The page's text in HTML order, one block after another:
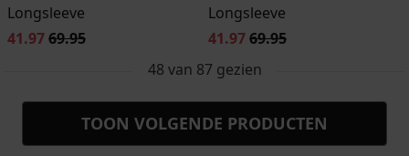
Longsleeve
41.9769.95
Longsleeve
41.9769.95
48 van 87 gezien
TOON VOLGENDE PRODUCTEN